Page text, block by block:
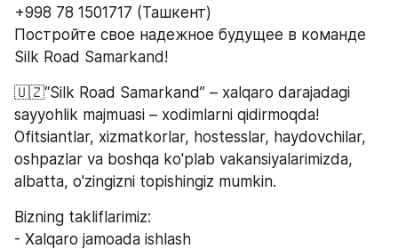
+998 78 1501717 (Ташкент)
Постройте свое надежное будущее в команде
Silk Road Samarkand!
🇺🇿“Silk Road Samarkand” – xalqaro darajadagi
sayyohlik majmuasi – xodimlarni qidirmoqda!
Ofitsiantlar, xizmatkorlar, hostesslar, haydovchilar,
oshpazlar va boshqa ko'plab vakansiyalarimizda,
Bizning takliflarimiz:
- Xalqaro jamoada ishlash